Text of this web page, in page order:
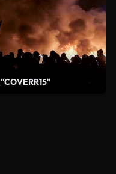
"COVERR15"